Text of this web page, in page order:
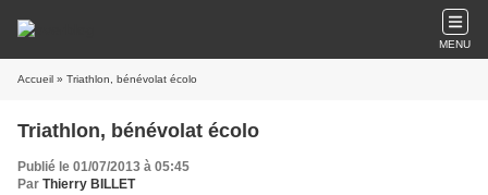
MENU
Accueil » Triathlon, bénévolat écolo
Triathlon, bénévolat écolo
Publié le 01/07/2013 à 05:45
Par Thierry BILLET